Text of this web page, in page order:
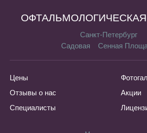
Санкт-Петербург
Садовая
Сенная
Цены
Отзывы о нас
Специалисты
Акции